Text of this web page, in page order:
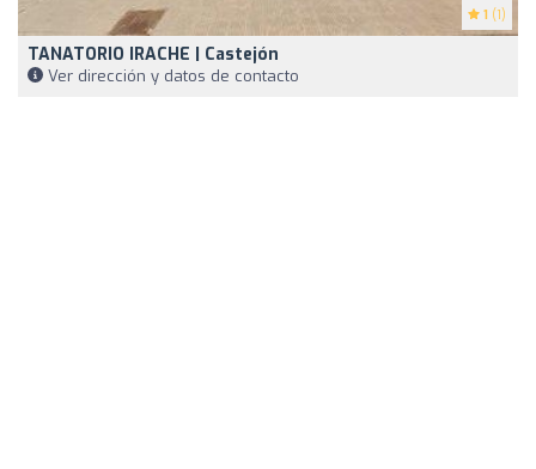
1 (1)
TANATORIO IRACHE | Castejón
Ver dirección y datos de contacto